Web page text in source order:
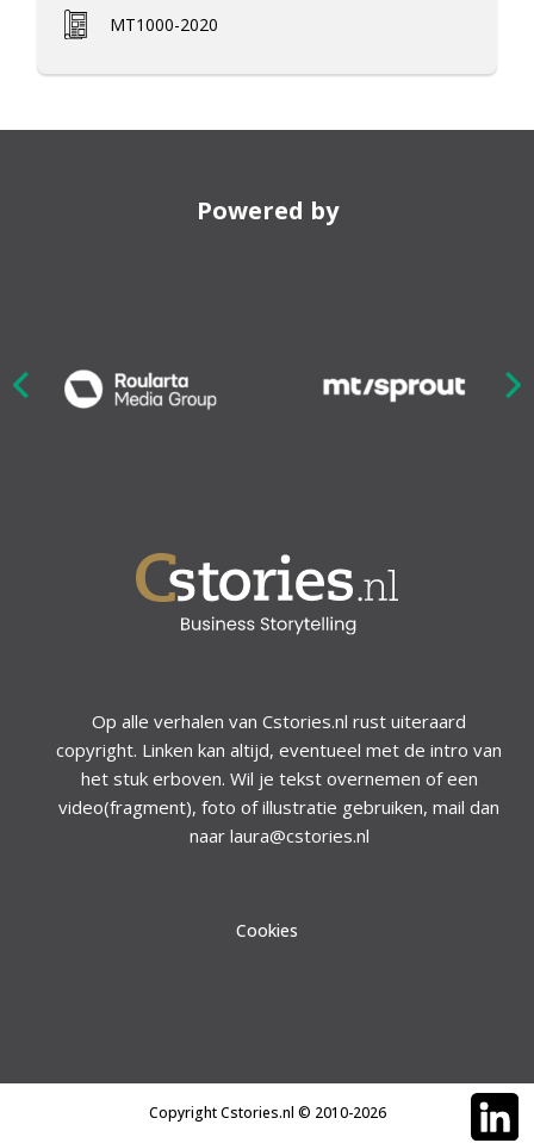
MT1000-2020
Powered by
Op alle verhalen van Cstories.nl rust uiteraard
copyright. Linken kan altijd, eventueel met de intro van
het stuk erboven. Wil je tekst overnemen of een
video(fragment), foto of illustratie gebruiken, mail dan
naar laura@cstories.nl
Cookies
Copyright Cstories.nl © 2010-2026